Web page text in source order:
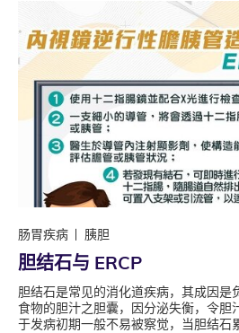
肠胃疾病 胰胆
胆结石与 ERCP
胆结石是常见的消化道疾病，其成因是
食物的胆汁之胆囊，因分泌失衡，令胆
于发病初期一般不易被察觉，当胆结石